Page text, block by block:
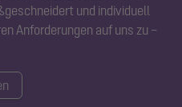
und individuell
Anforderungen auf uns zu –